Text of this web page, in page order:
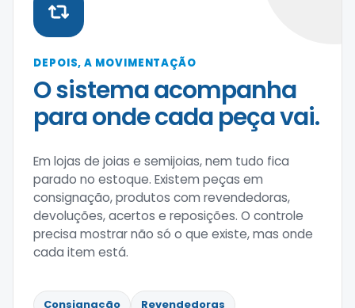
DEPOIS, A MOVIMENTAÇÃO
O sistema acompanha
para onde cada peça vai.
Em lojas de joias e semijoias, nem tudo fica
parado no estoque. Existem peças em
consignação, produtos com revendedoras,
devoluções, acertos e reposições. O controle
precisa mostrar não só o que existe, mas onde
cada item está.
Consignação
Revendedoras